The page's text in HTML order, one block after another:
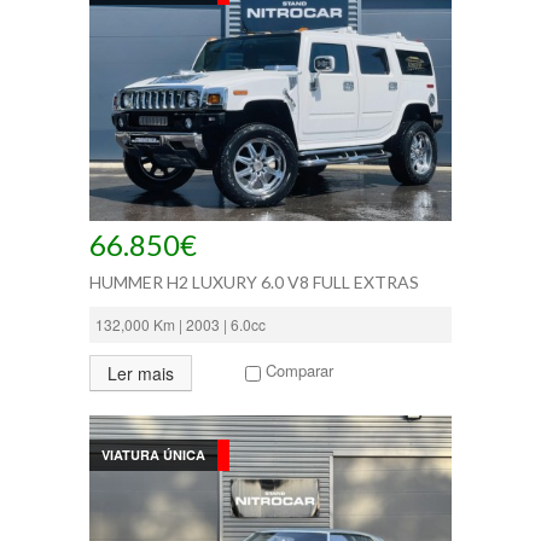
66.850€
HUMMER H2 LUXURY 6.0 V8 FULL EXTRAS
132,000 Km | 2003 | 6.0cc
Ler mais Comparar
VIATURA ÚNICA